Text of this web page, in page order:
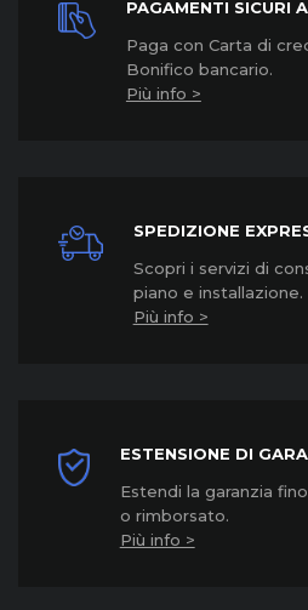
PAGAMENTI SICURI
Paga con Carta di
Bonifico bancario.
Più info >
SPEDIZIONE
Scopri i servizi di
piano e installazione.
Più info >
ESTENSIONE DI
Estendi la garanzia
o rimborsato.
Più info >